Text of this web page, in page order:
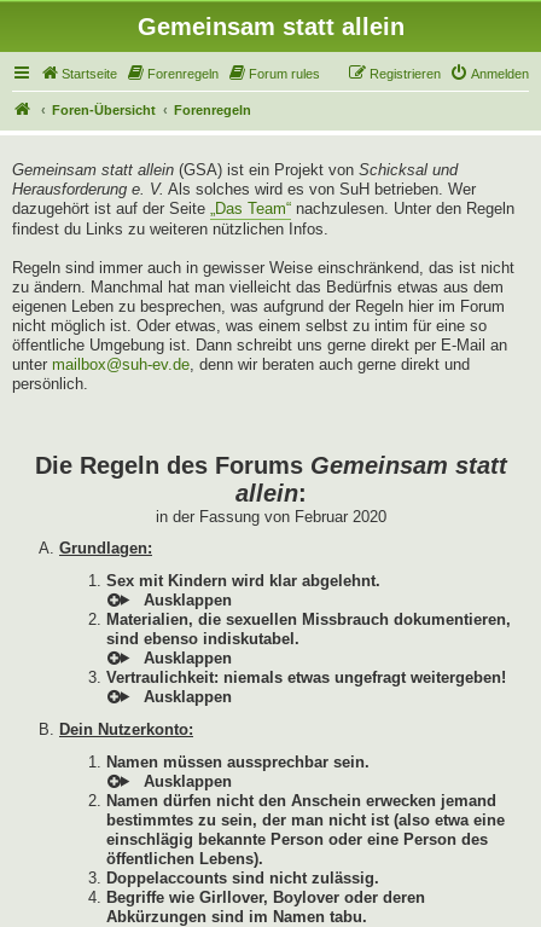
Gemeinsam statt allein
Startseite Forenregeln Forum rules Anmelden
Registrieren
Foren-Übersicht Forenregeln
Gemeinsam statt allein (GSA) ist ein Projekt von Schicksal und
Herausforderung e. V. Als solches wird es von SuH betrieben. Wer
dazugehört ist auf der Seite „Das Team“ nachzulesen. Unter den Regeln
findest du Links zu weiteren nützlichen Infos.
Regeln sind immer auch in gewisser Weise einschränkend, das ist nicht
zu ändern. Manchmal hat man vielleicht das Bedürfnis etwas aus dem
eigenen Leben zu besprechen, was aufgrund der Regeln hier im Forum
nicht möglich ist. Oder etwas, was einem selbst zu intim für eine so
öffentliche Umgebung ist. Dann schreibt uns gerne direkt per E-Mail an
unter mailbox@suh-ev.de, denn wir beraten auch gerne direkt und
persönlich.
Die Regeln des Forums Gemeinsam statt
allein:
in der Fassung von Februar 2020
Grundlagen:
Sex mit Kindern wird klar abgelehnt.
Materialien, die sexuellen Missbrauch dokumentieren,
sind ebenso indiskutabel.
Vertraulichkeit: niemals etwas ungefragt weitergeben!
Dein Nutzerkonto:
Namen müssen aussprechbar sein.
Namen dürfen nicht den Anschein erwecken jemand
bestimmtes zu sein, der man nicht ist (also etwa eine
einschlägig bekannte Person oder eine Person des
öffentlichen Lebens).
Doppelaccounts sind nicht zulässig.
Begriffe wie Girllover, Boylover oder deren
Abkürzungen sind im Namen tabu.